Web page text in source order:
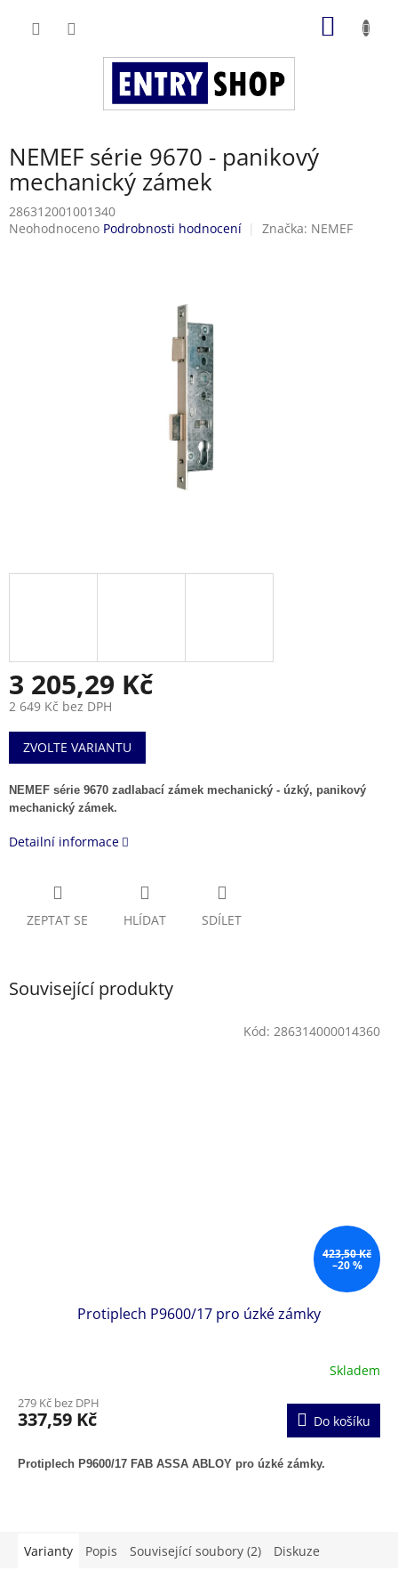
NEMEF série 9670 - panikový
mechanický zámek
286312001001340
Průměrné
Neohodnoceno Podrobnosti hodnocení Značka: NEMEF
3 205,29 Kč
2 649 Kč bez DPH
Měrná
cena:
ZVOLTE VARIANTU
NEMEF série 9670 zadlabací zámek mechanický - úzký, panikový
mechanický zámek.
Detailní informace
ZEPTAT SE HLÍDAT SDÍLET
Související produkty
423,50 Kč
–20 %
Protiplech P9600/17 pro úzké zámky
Skladem
279 Kč bez DPH
337,59 Kč Do košíku
Protiplech P9600/17 FAB ASSA ABLOY pro úzké zámky.
Kód: 286314000014360
Varianty Popis Související soubory (2) Diskuze